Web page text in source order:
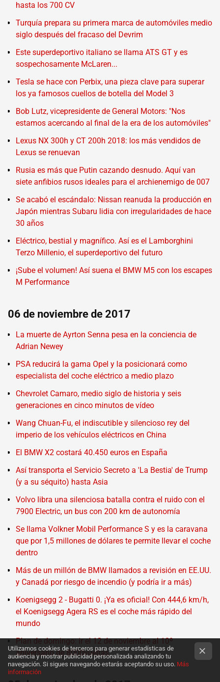
hasta los 700 CV
Turquía prepara su primera marca de automóviles medio
siglo después del fracaso del Devrim
Este superdeportivo italiano se llama ATS GT y es
sospechosamente McLaren...
Tesla se hace con Perbix, una pieza clave para superar
los ya famosos cuellos de botella del Model 3
Bob Lutz, vicepresidente de General Motors: "Nos
estamos acercando al final de la era de los automóviles"
Lexus NX 300h y CT 200h 2018: los más vendidos de
Lexus se renuevan
Rusia es más que Putin cazando desnudo. Aquí van
siete anfibios rusos ideales para el archienemigo de 007
Se acabó el escándalo: Nissan reanuda la producción en
Japón mientras Subaru lidia con irregularidades de hace
30 años
Eléctrico, bestial y magnífico. Así es el Lamborghini
Terzo Millenio, el superdeportivo del futuro
¡Sube el volumen! Así suena el BMW M5 con los escapes
M Performance
06 de noviembre de 2017
La muerte de Ayrton Senna pesa en la conciencia de
Adrian Newey
PSA reducirá la gama Opel y la posicionará como
especialista del coche eléctrico a medio plazo
Chevrolet Camaro, medio siglo de historia y seis
generaciones en cinco minutos de vídeo
Wang Chuan-Fu, el indiscutible y silencioso rey del
imperio de los vehículos eléctricos en China
El BMW X2 costará 40.450 euros en España
Así transporta el Servicio Secreto a 'La Bestia' de Trump
(y a su séquito) hasta Asia
Volvo libra una silenciosa batalla contra el ruido con el
7900 Electric, un bus con 200 km de autonomía
Se llama Volkner Mobil Performance S y es la caravana
que por 1,5 millones de dólares te permite llevar el coche
dentro
Más de un millón de BMW llamados a revisión en EE.UU.
y Canadá por riesgo de incendio (y podría ir a más)
Koenigsegg 2 - Bugatti 0. ¡Ya es oficial! Con 444,6 km/h,
el Koenigsegg Agera RS es el coche más rápido del
mundo
Plan de domingo: ir el 12 de noviembre al 10º
aniversario de 8000vueltas
Utilizamos cookies de terceros para generar estadísticas de
audiencia y mostrar publicidad personalizada analizando tu
navegación. Si sigues navegando estarás aceptando su uso. Más
información